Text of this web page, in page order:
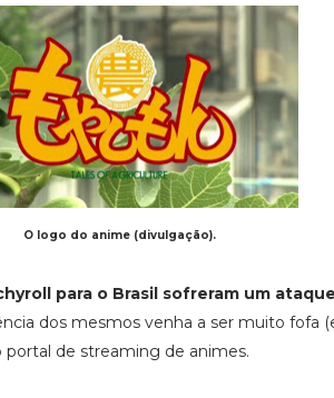
O logo do anime (divulgação).
para o Brasil sofreram um
dos mesmos venha a ser muito fofa
portal de streaming de animes.